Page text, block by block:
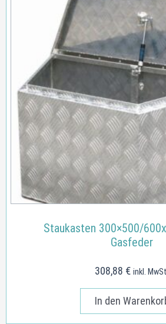
Staukasten 300×500/
Gasfeder
308,88 € inkl.
In den